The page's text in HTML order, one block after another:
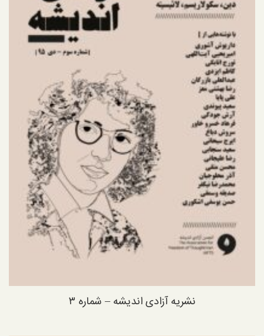
نشریه آزادی اندیشه – شماره ۳